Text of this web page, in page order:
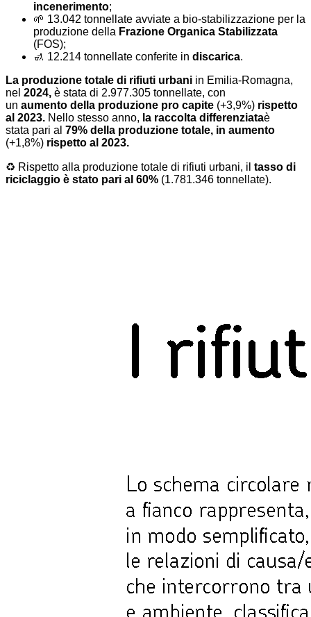
incenerimento;
🌱​ 13.042 tonnellate avviate a bio-stabilizzazione per la
produzione della Frazione Organica Stabilizzata
(FOS);
🚮 12.214 tonnellate conferite in discarica.
La produzione totale di rifiuti urbani in Emilia-Romagna,
nel 2024, è stata di 2.977.305 tonnellate, con
un aumento della produzione pro capite (+3,9%) rispetto
al 2023. Nello stesso anno, la raccolta differenziataè
stata pari al 79% della produzione totale, in aumento
(+1,8%) rispetto al 2023.
♻️ Rispetto alla produzione totale di rifiuti urbani, il tasso di
riciclaggio è stato pari al 60% (1.781.346 tonnellate).